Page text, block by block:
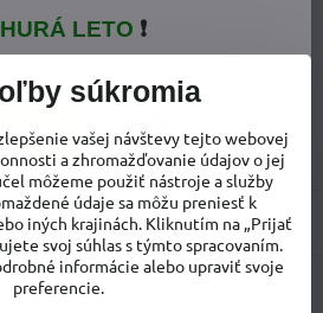
Detský tovar
Tričká, overaly s UV filtrom
súkromia
vašej návštevy tejto webovej
a zhromažďovanie údajov o jej
môžeme použiť nástroje a služby
údaje sa môžu preniesť k
iných krajinách. Kliknutím na „Prijať
svoj súhlas s týmto spracovaním.
informácie alebo upraviť svoje
preferencie.
LETO ❗